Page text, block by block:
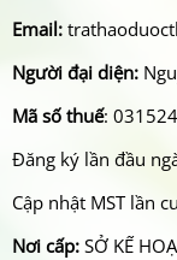
Email:
Người đại diện:
Mã số thuế:
Đăng ký lần đầu
Cập nhật MST lần
Nơi cấp: SỞ KẾ